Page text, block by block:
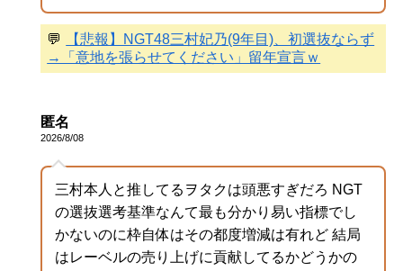
💬
【悲報】NGT48三村妃乃(9年目)、初選抜ならず
→「意地を張らせてください」留年宣言ｗ
匿名
2026/8/08
三村本人と推してるヲタクは頭悪すぎだろ NGT
の選抜選考基準なんて最も分かり易い指標でし
かないのに枠自体はその都度増減は有れど 結局
はレーベルの売り上げに貢献してるかどうかの